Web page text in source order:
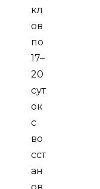
кл
ов
по
17–
20
сут
ок
с
во
сст
ан